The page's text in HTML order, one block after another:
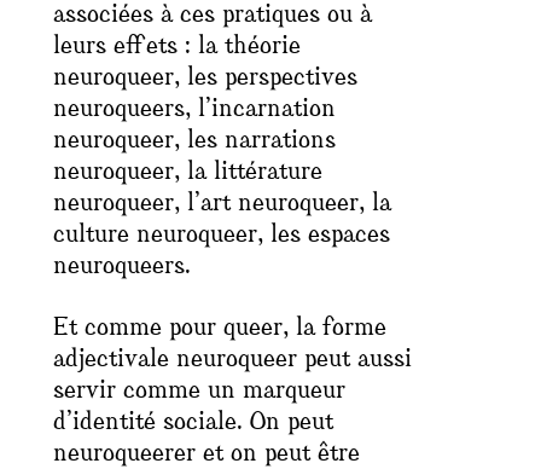
associées à ces pratiques ou à
leurs effets : la théorie
neuroqueer, les perspectives
neuroqueers, l’incarnation
neuroqueer, les narrations
neuroqueer, la littérature
neuroqueer, l’art neuroqueer, la
culture neuroqueer, les espaces
neuroqueers.
Et comme pour queer, la forme
adjectivale neuroqueer peut aussi
servir comme un marqueur
d’identité sociale. On peut
neuroqueerer et on peut être